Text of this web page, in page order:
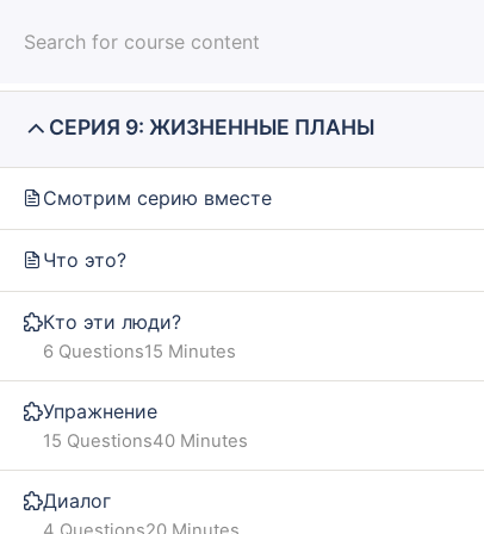
Home
СЕРИЯ 8: СВИДАНИЯ В РОССИИ
СЕРИЯ 9: ЖИЗНЕННЫЕ ПЛАНЫ
Смотрим серию вместе
Что это?
Кто эти люди?
15 Minutes
6 Questions
Упражнение
40 Minutes
15 Questions
Диалог
INFO
About us